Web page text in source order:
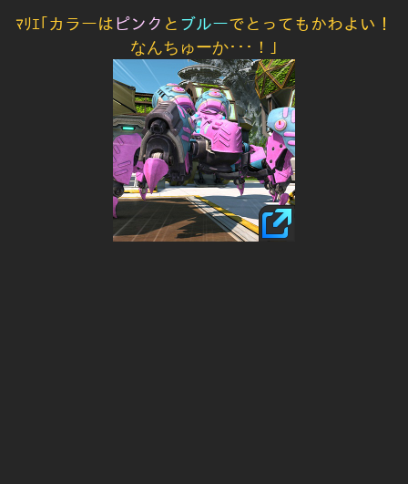
ﾏﾘｴ｢カラーは ピンク と ブルーでとってもかわよい！
なんちゅーか･･･！｣